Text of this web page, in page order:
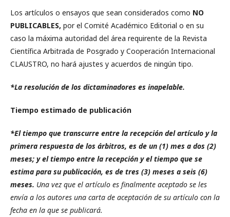
Los artículos o ensayos que sean considerados como NO
PUBLICABLES, por el Comité Académico Editorial o en su
caso la máxima autoridad del área requirente de la Revista
Científica Arbitrada de Posgrado y Cooperación Internacional
CLAUSTRO, no hará ajustes y acuerdos de ningún tipo.
*La resolución de los dictaminadores es inapelable.
Tiempo estimado de publicación
*El tiempo que transcurre entre la recepción del artículo y la
primera respuesta de los árbitros, es de un (1) mes a dos (2)
meses; y el tiempo entre la recepción y el tiempo que se
estima para su publicación, es de tres (3) meses a seis (6)
meses. Una vez que el artículo es finalmente aceptado se les
envía a los autores una carta de aceptación de su artículo con la
fecha en la que se publicará.